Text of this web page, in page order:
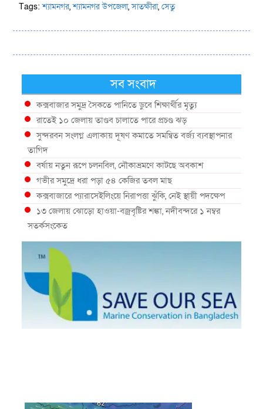
Tags:শ্যামনগর,শ্যামনগর উপজেলা,সাতক্ষীরা,সেতু
সব সংবাদ
কক্সবাজার সমুদ্র সৈকতে পানিতে ডুবে শিক্ষার্থীর মৃত্যু
রাতেই ১০ জেলায় তাণ্ডব চালাতে পারে প্রচণ্ড ঝড়
সুন্দরবন সংলগ্ন এলাকায় দূষণ কমাতে সমন্বিত বর্জ্য ব্যবস্থাপনার
তাগিদ
বর্ষায় নতুন রূপে চলনবিল, নৌকাভ্রমণে কাটছে অবকাশ
গভীর সমুদ্রে ধরা পড়া ৫৪ কেজির তবল মাছ
কক্সবাজারে প্যারাসেইলিংয়ে নিরাপত্তা ঝুঁকি, নেই স্থায়ী পদক্ষেপ
১৩ জেলায় ঝোড়ো হাওয়া-বজ্রবৃষ্টির শঙ্কা, নদীবন্দরে ১ নম্বর
সতর্কসংকেত
দেশের ৫ জেলায় বন্যার শঙ্কা
দেশের বিভিন্ন অঞ্চলে বজ্রবৃষ্টির আভাস, ঢাকার আকাশও মেঘলা
আগস্টে টানা বৃষ্টি ও বন্যার আভাস, সাগরে একাধিক লঘুচাপের
শঙ্কা